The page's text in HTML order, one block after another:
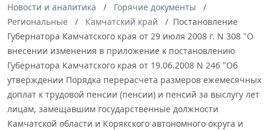
Новости и аналитика
Горячие документы
Региональные
Камчатский край
Постановление
Губернатора Камчатского края от 29 июля 2008 г. N 308 "О
внесении изменения в приложение к постановлению
Губернатора Камчатского края от 19.06.2008 N 246 "Об
утверждении Порядка перерасчета размеров ежемесячных
доплат к трудовой пенсии (пенсии) и пенсий за выслугу лет
лицам, замещавшим государственные должности
Камчатской области и Корякского автономного округа и